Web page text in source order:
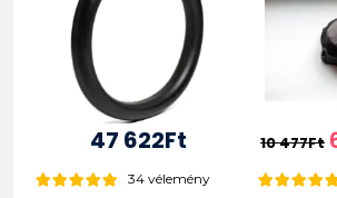
47 622Ft
34 vélemény
10 477Ft